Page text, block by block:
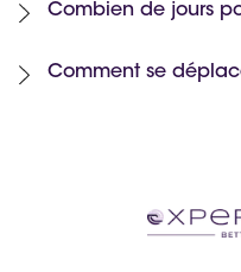
Combien de jours
Comment se